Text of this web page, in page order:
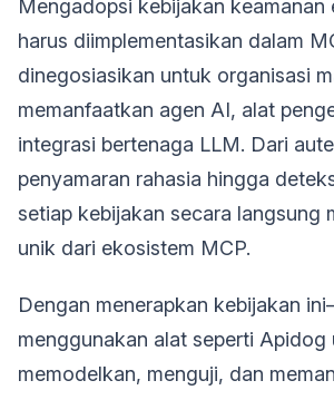
Mengadopsi kebijakan keamanan
harus diimplementasikan dalam
dinegosiasikan untuk organisasi
memanfaatkan agen AI, alat
integrasi bertenaga LLM. Dari
penyamaran rahasia hingga
setiap kebijakan secara langsung
unik dari ekosistem MCP.
Dengan menerapkan kebijakan
menggunakan alat seperti Apidog
memodelkan, menguji, dan